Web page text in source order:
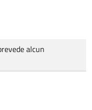
alcun